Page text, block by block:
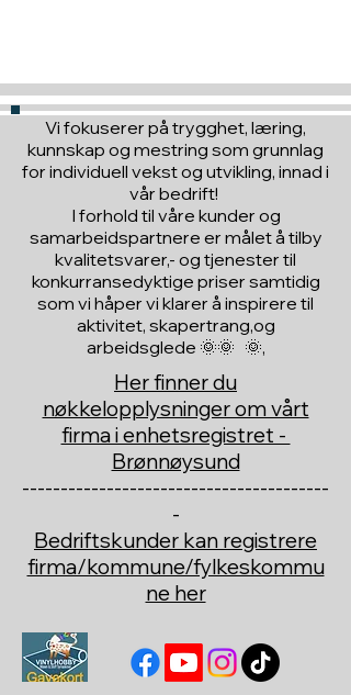
Vi fokuserer på trygghet, læring,
kunnskap og mestring som grunnlag
for individuell vekst og utvikling, innad i
vår bedrift!
I forhold til våre kunder og
samarbeidspartnere er målet å tilby
kvalitetsvarer,- og tjenester til
konkurransedyktige priser samtidig
som vi håper vi klarer å inspirere til
aktivitet, skapertrang,og
arbeidsglede 🌞🌞 🌞,
Her finner du
nøkkelopplysninger om vårt
firma i enhetsregistret -
Brønnøysund
----------------------------------------
-
Bedriftskunder kan registrere
firma/kommune/fylkeskommu
ne her